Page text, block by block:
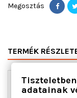
Megosztás
TERMÉK
adatainak